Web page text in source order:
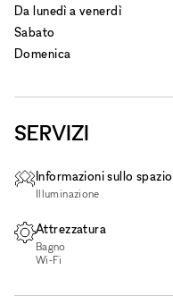
Da lunedì a venerdì
Sabato
Domenica
SERVIZI
Informazioni sullo spazio
Illuminazione
Attrezzatura
Bagno
Wi‑Fi